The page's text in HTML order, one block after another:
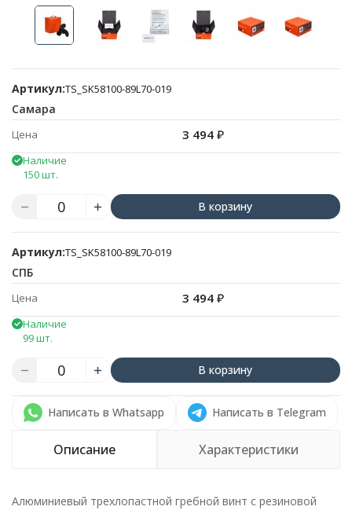
Артикул:TS_SK58100-89L70-019
Самара
Цена 3 494 ₽
Наличие
150 шт.
В корзину
Артикул:TS_SK58100-89L70-019
СПБ
Цена 3 494 ₽
Наличие
99 шт.
В корзину
Написать в Whatsapp Написать в Telegram
Описание Характеристики
Алюминиевый трехлопастной гребной винт с резиновой